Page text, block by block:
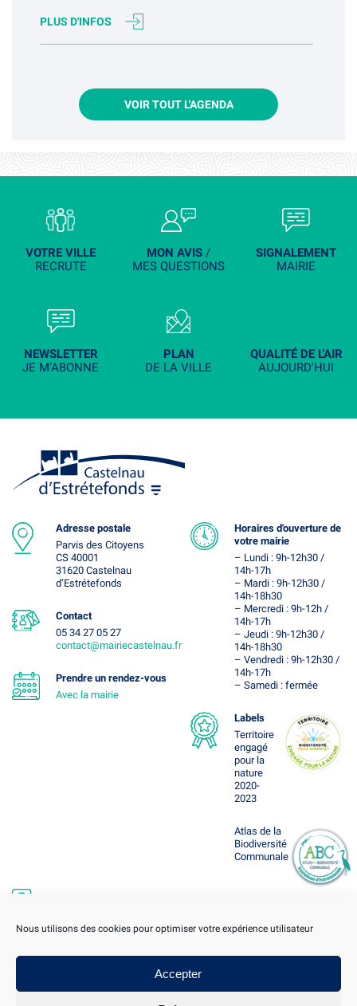
Nous utilisons des cookies pour optimiser votre expérience utilisateur
Accepter
PLUS D'INFOS
VOIR TOUT L'AGENDA
VOTRE VILLE
RECRUTE
MON AVIS /
MES QUESTIONS
SIGNALEMENT
MAIRIE
NEWSLETTER
JE M’ABONNE
PLAN
DE LA VILLE
QUALITÉ DE L'AIR
AUJOURD'HUI
Adresse postale
Parvis des Citoyens
CS 40001
31620 Castelnau
d’Estrétefonds
Contact
05 34 27 05 27
contact@mairiecastelnau.fr
Prendre un rendez-vous
Avec la mairie
Horaires d'ouverture de
votre mairie
– Lundi : 9h-12h30 /
14h-17h
– Mardi : 9h-12h30 /
14h-18h30
– Mercredi : 9h-12h /
14h-17h
– Jeudi : 9h-12h30 /
14h-18h30
– Vendredi : 9h-12h30 /
14h-17h
– Samedi : fermée
Labels
Territoire
engagé
pour la
nature
2020-
2023
Atlas de la
Biodiversité
Communale